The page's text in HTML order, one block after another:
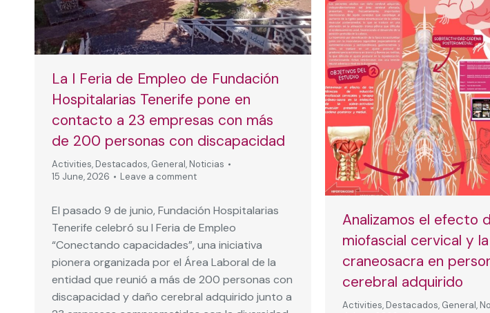
La I Feria de Empleo de Fundación
Hospitalarias Tenerife pone en
contacto a 23 empresas con más
de 200 personas con discapacidad
Activities, Destacados, General, Noticias
15 June, 2026
Leave a comment
El pasado 9 de junio, Fundación Hospitalarias
Tenerife celebró su I Feria de Empleo
“Conectando capacidades”, una iniciativa
pionera organizada por el Área Laboral de la
entidad que reunió a más de 200 personas con
discapacidad y daño cerebral adquirido junto a
Analizamos el efecto
miofascial cervical y
craneosacra en
cerebral adquirido
Activities, Destacados, General,